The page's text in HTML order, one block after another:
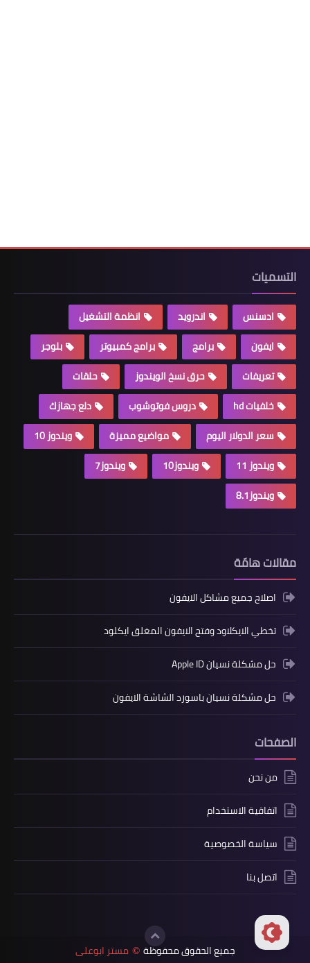
التسميات
ادسنس اندرويد
انظمة التشغيل
ايفون
برامج برامج كمبيوتر
بلوجر
تعريفات
حرق نسخ الويندوز
حلقات
خلفيات hd
دروس فوتوشوب
دلع جهازك
سعر الدولار اليوم
مواضيع مميزة
ويندوز 10
ويندوز 11
ويندوز10
ويندوز7
ويندوز8.1
مقالات هامّة
اصلاح جميع مشاكل الايفون
تخطي الايكلاود وفتح الايفون المغلق ايكلود
حل مشكلة نسيان Apple ID
حل مشكلة نسيان باسورد الشاشة الايفون
الصفحات
من نحن
اتفاقية الاستخدام
سياسة الخصوصية
اتصل بنا
جميع الحقوق محفوظة © مستر ابوعلى